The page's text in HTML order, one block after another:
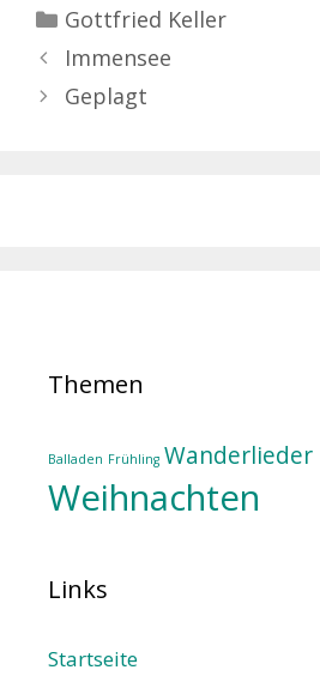
Kategorien
Gottfried Keller
Immensee
Geplagt
Themen
Balladen Frühling Wanderlieder
Weihnachten
Links
Startseite